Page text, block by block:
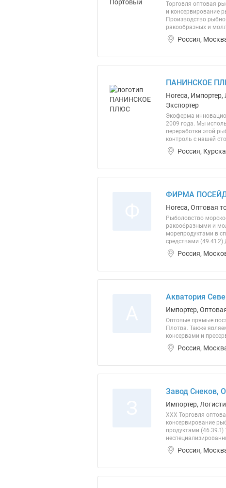
Торговля оптовая
и консервирование
Производство
ракообразных и
Россия,
ПАНИНСКОЕ
Horeca, Импортер,
Экспортер
Экоферма
2009 года. Мы
переработки этой
контроль с нашей
Россия,
ФИРМА
Horeca, Оптовая
Рыболовство
ракообразными и
морепродуктами в
средствами (49.41.2)
Россия,
Акватория
Импортер,
Оптовые прямые
Плотва. Также
консервами и
Россия,
Завод Снеков,
Импортер,
ХХХ Торговля
консервирование
продуктами
Россия,